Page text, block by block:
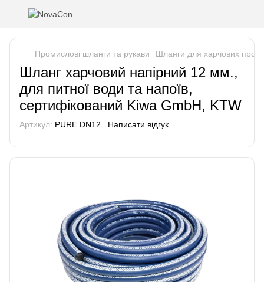
Промислові шланги та рукави Шланги для харчових
Шланг харчовий напірний 12 мм.,
для питної води та напоїв,
сертифікований Kiwa GmbH, KTW
Артикул: PURE DN12 Написати відгук